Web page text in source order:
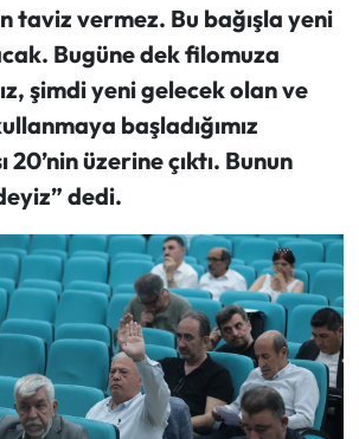
taviz vermez. Bu bağışla yeni
Bugüne dek filomuza
şimdi yeni gelecek olan ve
başladığımız
20’nin üzerine çıktı. Bunun
dedi.